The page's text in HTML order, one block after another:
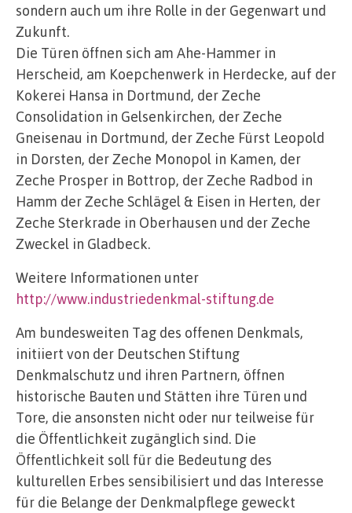
sondern auch um ihre Rolle in der Gegenwart und
Zukunft.
Die Türen öffnen sich am Ahe-Hammer in
Herscheid, am Koepchenwerk in Herdecke, auf der
Kokerei Hansa in Dortmund, der Zeche
Consolidation in Gelsenkirchen, der Zeche
Gneisenau in Dortmund, der Zeche Fürst Leopold
in Dorsten, der Zeche Monopol in Kamen, der
Zeche Prosper in Bottrop, der Zeche Radbod in
Hamm der Zeche Schlägel & Eisen in Herten, der
Zeche Sterkrade in Oberhausen und der Zeche
Zweckel in Gladbeck.
Weitere Informationen unter
http://www.industriedenkmal-stiftung.de
Am bundesweiten Tag des offenen Denkmals,
initiiert von der Deutschen Stiftung
Denkmalschutz und ihren Partnern, öffnen
historische Bauten und Stätten ihre Türen und
Tore, die ansonsten nicht oder nur teilweise für
die Öffentlichkeit zugänglich sind. Die
Öffentlichkeit soll für die Bedeutung des
kulturellen Erbes sensibilisiert und das Interesse
für die Belange der Denkmalpflege geweckt